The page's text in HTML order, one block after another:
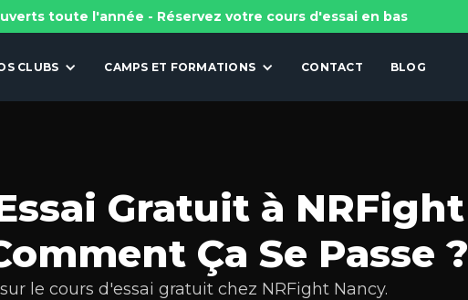
toute l'année - Réservez votre cours d'essai en bas
CLUBS CAMPS ET FORMATIONS CONTACT BLOG
Gratuit à NRFight
Ça Se Passe ?
le cours d'essai gratuit chez NRFight Nancy.